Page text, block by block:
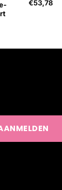
€53,78